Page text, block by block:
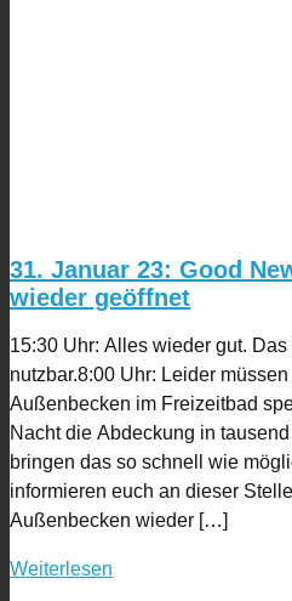
31. Januar 23: Good
wieder geöffnet
15:30 Uhr: Alles wieder gut.
nutzbar.8:00 Uhr: Leider
Außenbecken im Freizeitbad
Nacht die Abdeckung in
bringen das so schnell wie
informieren euch an dieser
Außenbecken wieder […]
Weiterlesen